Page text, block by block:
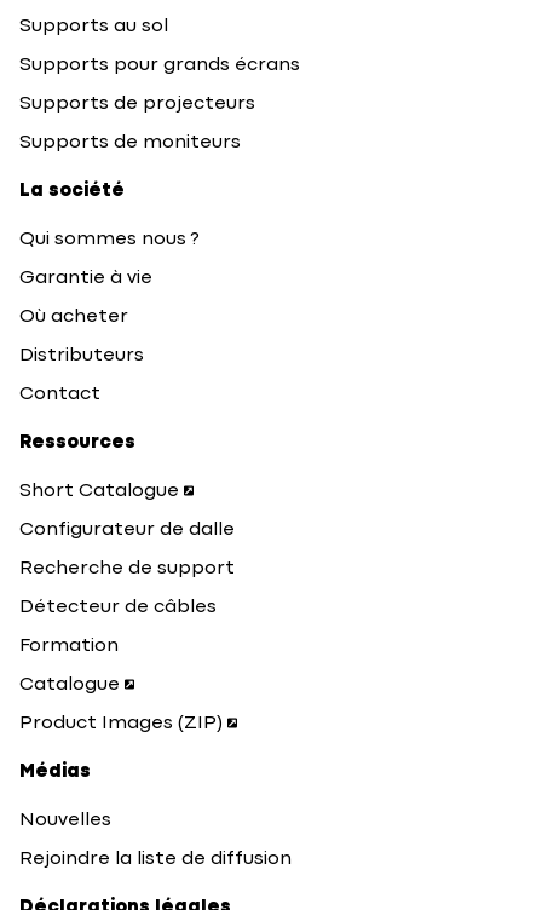
Supports au sol
Supports pour grands écrans
Supports de projecteurs
Supports de moniteurs
La société
Qui sommes nous ?
Garantie à vie
Où acheter
Distributeurs
Contact
Ressources
Short Catalogue
Configurateur de dalle
Recherche de support
Détecteur de câbles
Formation
Catalogue
Product Images (ZIP)
Médias
Nouvelles
Rejoindre la liste de diffusion